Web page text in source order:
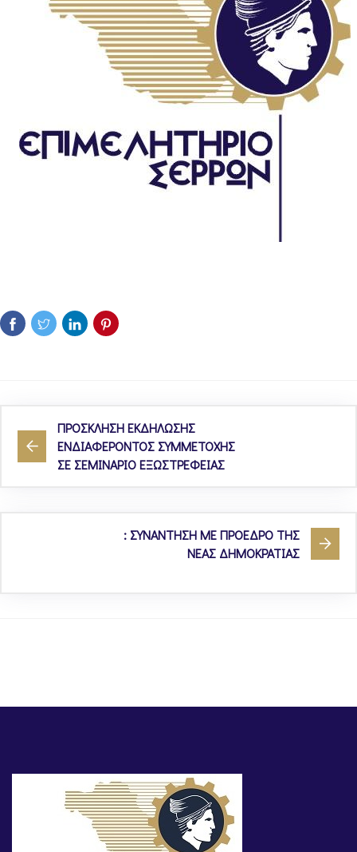
ΠΡΟΣΚΛΗΣΗ ΕΚΔΗΛΩΣΗΣ
ΕΝΔΙΑΦΕΡΟΝΤΟΣ ΣΥΜΜΕΤΟΧΗΣ
ΣΕ ΣΕΜΙΝΑΡΙΟ ΕΞΩΣΤΡΕΦΕΙΑΣ
: ΣΥΝΑΝΤΗΣΗ ΜΕ ΠΡΟΕΔΡΟ ΤΗΣ
ΝΕΑΣ ΔΗΜΟΚΡΑΤΙΑΣ